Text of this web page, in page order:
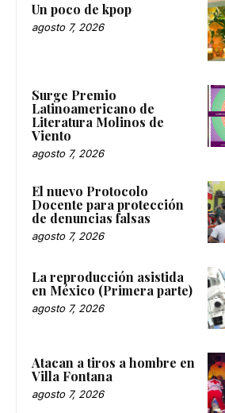
Un poco de kpop
agosto 7, 2026
Surge Premio
Latinoamericano de
Literatura Molinos de
Viento
agosto 7, 2026
El nuevo Protocolo
Docente para protección
de denuncias falsas
agosto 7, 2026
La reproducción asistida
en México (Primera parte)
agosto 7, 2026
Atacan a tiros a hombre en
Villa Fontana
agosto 7, 2026